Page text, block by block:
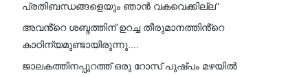
പ്രതിബന്ധങ്ങളെയും ഞാൻ വകവെക്കില്ല"
അവൻ്റെ ശബ്ദത്തിന് ഉറച്ച തീരുമാനത്തിൻ്റെ
കാഠിന്യമുണ്ടായിരുന്നു....
ജാലകത്തിനപ്പുറത്ത് ഒരു റോസ് പുഷ്പം മഴയിൽ